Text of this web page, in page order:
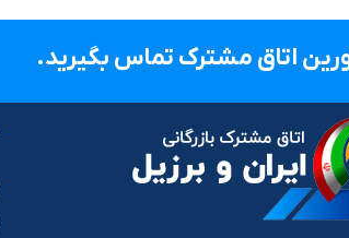
اتاق مشترک تماس بگیرید.